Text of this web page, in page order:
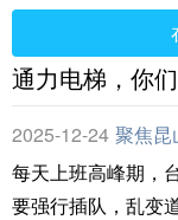
通力电梯，你
2025-12-24 聚焦昆
每天上班高峰期，
要强行插队，乱变